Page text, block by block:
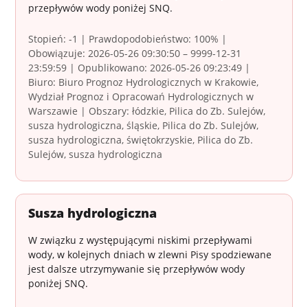
przepływów wody poniżej SNQ.
Stopień: -1 | Prawdopodobieństwo: 100% |
Obowiązuje: 2026-05-26 09:30:50 – 9999-12-31
23:59:59 | Opublikowano: 2026-05-26 09:23:49 |
Biuro: Biuro Prognoz Hydrologicznych w Krakowie,
Wydział Prognoz i Opracowań Hydrologicznych w
Warszawie | Obszary: łódzkie, Pilica do Zb. Sulejów,
susza hydrologiczna, śląskie, Pilica do Zb. Sulejów,
susza hydrologiczna, świętokrzyskie, Pilica do Zb.
Sulejów, susza hydrologiczna
Susza hydrologiczna
W związku z występującymi niskimi przepływami
wody, w kolejnych dniach w zlewni Pisy spodziewane
jest dalsze utrzymywanie się przepływów wody
poniżej SNQ.